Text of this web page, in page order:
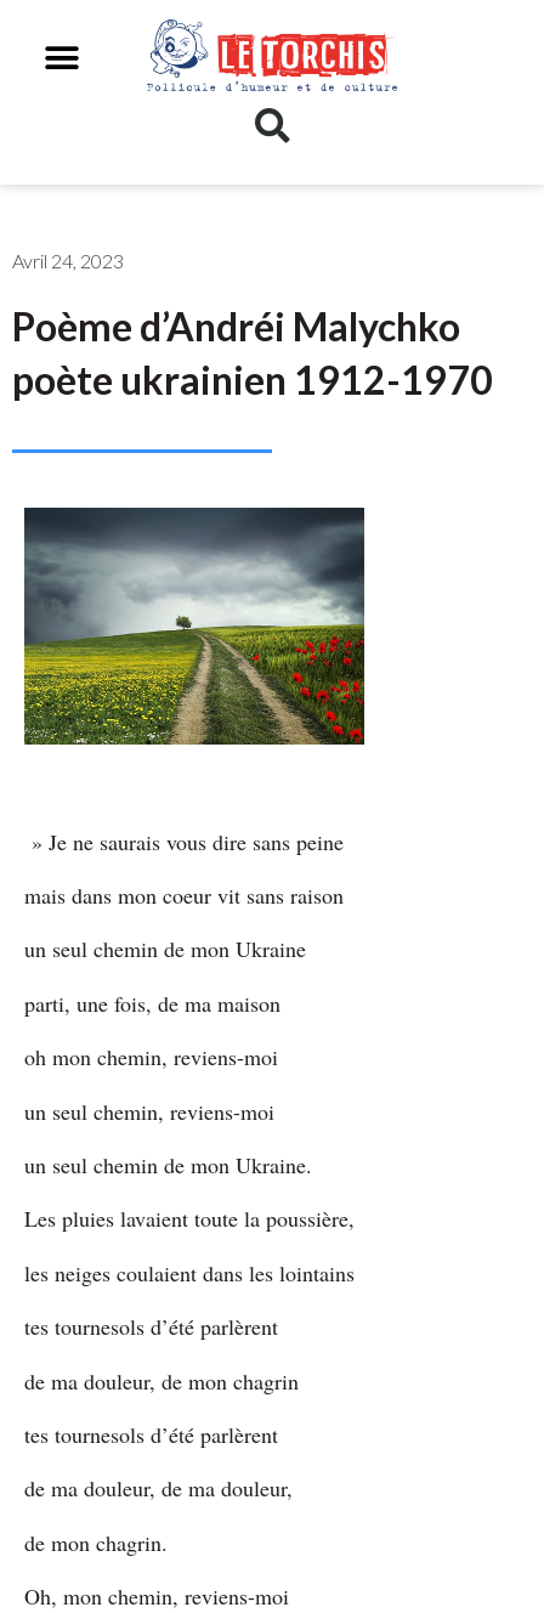
Avril 24, 2023
Poème d’Andréi Malychko
poète ukrainien 1912-1970
» Je ne saurais vous dire sans peine
mais dans mon coeur vit sans raison
un seul chemin de mon Ukraine
parti, une fois, de ma maison
oh mon chemin, reviens-moi
un seul chemin, reviens-moi
un seul chemin de mon Ukraine.
Les pluies lavaient toute la poussière,
les neiges coulaient dans les lointains
tes tournesols d’été parlèrent
de ma douleur, de mon chagrin
tes tournesols d’été parlèrent
de ma douleur, de ma douleur,
de mon chagrin.
Oh, mon chemin, reviens-moi